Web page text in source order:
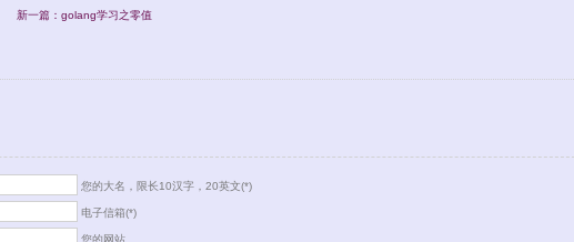
新一篇：golang学习之零值
您的大名，限长10汉字，20英文(*)
电子信箱(*)
您的网站